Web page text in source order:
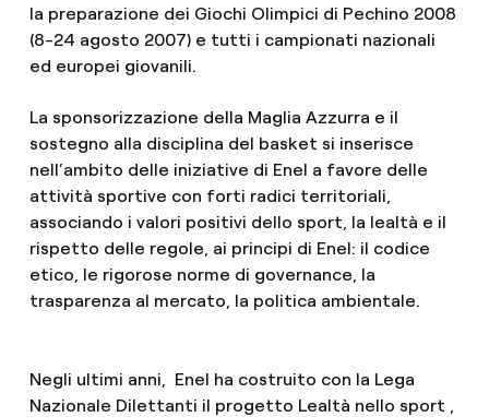
la preparazione dei Giochi Olimpici di Pechino 2008
(8-24 agosto 2007) e tutti i campionati nazionali
ed europei giovanili.
La sponsorizzazione della Maglia Azzurra e il
sostegno alla disciplina del basket si inserisce
nell’ambito delle iniziative di Enel a favore delle
attività sportive con forti radici territoriali,
associando i valori positivi dello sport, la lealtà e il
rispetto delle regole, ai principi di Enel: il codice
etico, le rigorose norme di governance, la
trasparenza al mercato, la politica ambientale.
Negli ultimi anni, Enel ha costruito con la Lega
Nazionale Dilettanti il progetto Lealtà nello sport ,